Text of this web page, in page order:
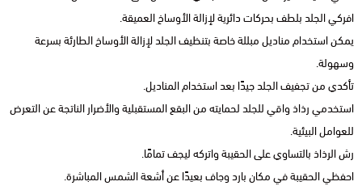
افركي الجلد بلطف بحركات دائرية لإزالة الأوساخ العميقة.
يمكن استخدام مناديل مبللة خاصة بتنظيف الجلد لإزالة الأوساخ الطارئة بسرعة
وسهولة.
تأكدي من تجفيف الجلد جيدًا بعد استخدام المناديل.
استخدمي رذاذ واقي للجلد لحمايته من البقع المستقبلية والأضرار الناتجة عن التعرض
للعوامل البيئية.
رش الرذاذ بالتساوي على الحقيبة واتركه ليجف تمامًا.
احفظي الحقيبة في مكان بارد وجاف بعيدًا عن أشعة الشمس المباشرة.